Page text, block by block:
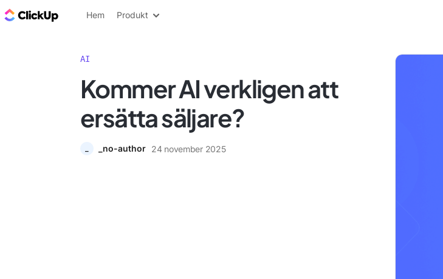
ClickUp-bloggen
Hem Produkt
AI
Kommer AI verkligen att
ersätta säljare?
_no-author 24 november 2025